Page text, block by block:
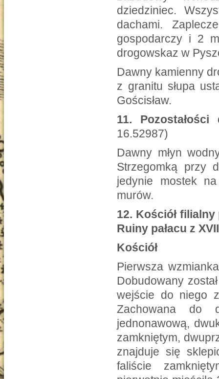
dziedziniec.
dachami.
gospodarczy i 2
drogowskaz w
Dawny kamienny
z granitu słupa
Gościsław.
11.
16.52987)
Dawny młyn
Strzegomką przy
jedynie mostek
murów.
12. Kościół filialny
Ruiny pałacu z
Kościół
Pierwsza
Dobudowany
wejście do niego
Zachowana do
jednonawową,
zamkniętym,
znajduje się
faliście